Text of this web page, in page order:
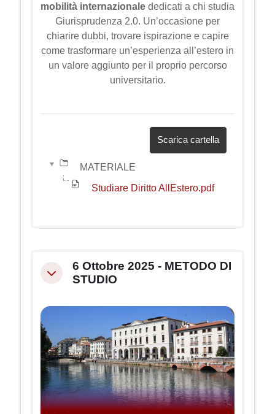
mobilità internazionale dedicati a chi studia
Giurisprudenza 2.0. Un’occasione per
chiarire dubbi, trovare ispirazione e capire
come trasformare un’esperienza all’estero in
un valore aggiunto per il proprio percorso
universitario.
Scarica cartella
MATERIALE
Studiare Diritto AllEstero.pdf
Minimizza
6 Ottobre 2025 - METODO DI
STUDIO